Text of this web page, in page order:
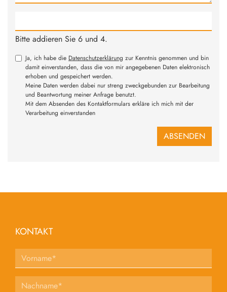
Bitte addieren Sie 6 und 4.
Ja, ich habe die Datenschutzerklärung zur Kenntnis genommen und bin
damit einverstanden, dass die von mir angegebenen Daten elektronisch
erhoben und gespeichert werden.
Meine Daten werden dabei nur streng zweckgebunden zur Bearbeitung
und Beantwortung meiner Anfrage benutzt.
Mit dem Absenden des Kontaktformulars erkläre ich mich mit der
Verarbeitung einverstanden
ABSENDEN
KONTAKT